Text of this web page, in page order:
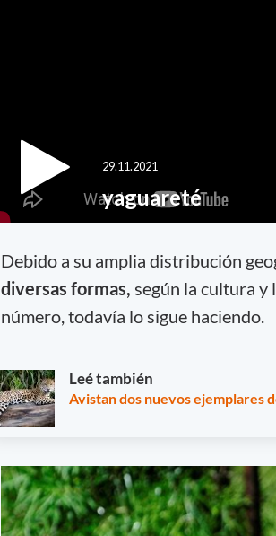
Debido a su amplia distribución
diversas formas, según la cultura y
número, todavía lo sigue haciendo.
Leé también
Avistan dos nuevos ejemplares